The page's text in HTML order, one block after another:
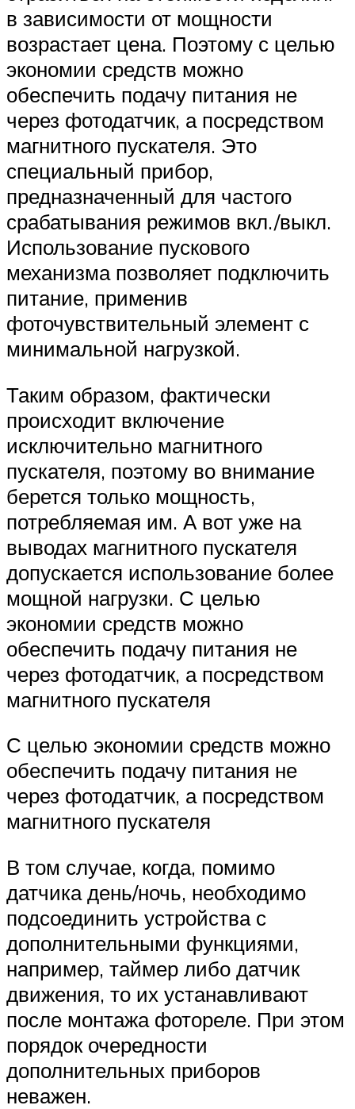
в зависимости от мощности
возрастает цена. Поэтому с целью
экономии средств можно
обеспечить подачу питания не
через фотодатчик, а посредством
магнитного пускателя. Это
специальный прибор,
предназначенный для частого
срабатывания режимов вкл./выкл.
Использование пускового
механизма позволяет подключить
питание, применив
фоточувствительный элемент с
минимальной нагрузкой.
Таким образом, фактически
происходит включение
исключительно магнитного
пускателя, поэтому во внимание
берется только мощность,
потребляемая им. А вот уже на
выводах магнитного пускателя
допускается использование более
мощной нагрузки. С целью
экономии средств можно
обеспечить подачу питания не
через фотодатчик, а посредством
магнитного пускателя
С целью экономии средств можно
обеспечить подачу питания не
через фотодатчик, а посредством
магнитного пускателя
В том случае, когда, помимо
датчика день/ночь, необходимо
подсоединить устройства с
дополнительными функциями,
например, таймер либо датчик
движения, то их устанавливают
после монтажа фотореле. При этом
порядок очередности
дополнительных приборов
неважен.